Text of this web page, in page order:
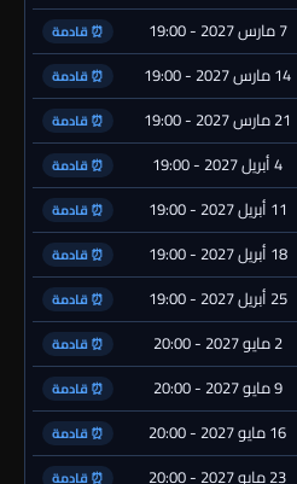
7 مارس 2027 - 19:00 ⏰ قادمة
14 مارس 2027 - 19:00 ⏰ قادمة
21 مارس 2027 - 19:00 ⏰ قادمة
4 أبريل 2027 - 19:00 ⏰ قادمة
11 أبريل 2027 - 19:00 ⏰ قادمة
18 أبريل 2027 - 19:00 ⏰ قادمة
25 أبريل 2027 - 19:00 ⏰ قادمة
2 مايو 2027 - 20:00 ⏰ قادمة
9 مايو 2027 - 20:00 ⏰ قادمة
16 مايو 2027 - 20:00 ⏰ قادمة
23 مايو 2027 - 20:00 ⏰ قادمة